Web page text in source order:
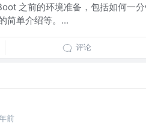
之前的环境准备，包括如何一
简单介绍等。...
评论
前